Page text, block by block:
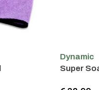
Dynamic
Super